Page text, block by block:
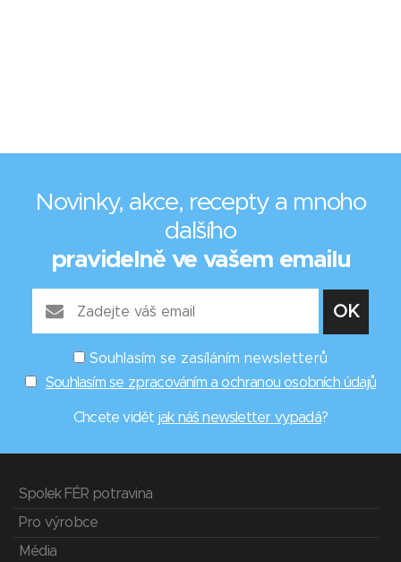
Novinky, akce, recepty a mnoho
dalšího
pravidelně ve vašem emailu
Souhlasím se zasíláním newsletterů
Souhlasím se zpracováním a ochranou osobních údajů
Chcete vidět jak náš newsletter vypadá?
Spolek FÉR potravina
Pro výrobce
Média